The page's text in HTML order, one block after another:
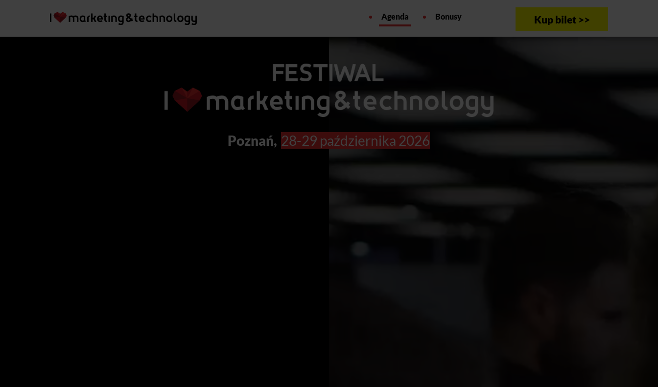
Kup bilet >>
Agenda Bonusy
Poznań, 28-29 października 2026